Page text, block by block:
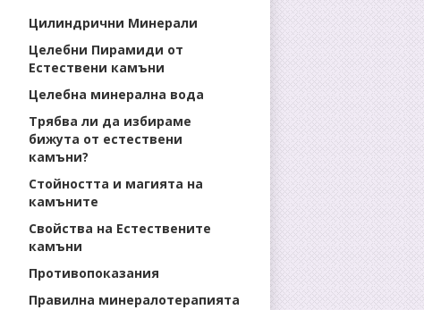
Цилиндрични Минерали
Целебни Пирамиди от
Естествени камъни
Целебна минерална вода
Трябва ли да избираме
бижута от естествени
камъни?
Стойността и магията на
камъните
Свойства на Естествените
камъни
Противопоказания
Правилна минералотерапията